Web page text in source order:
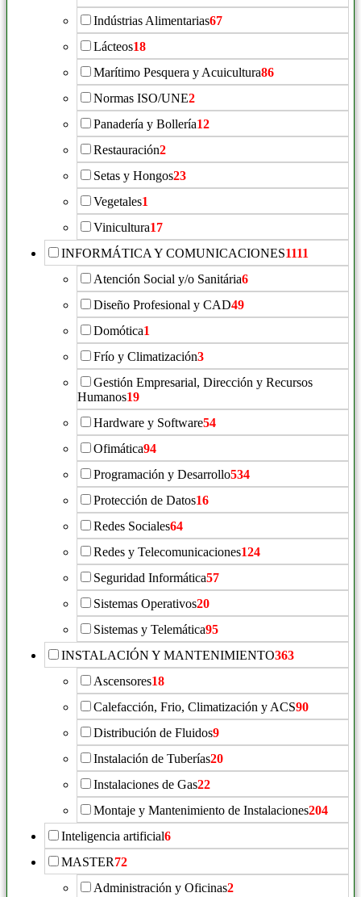
Indústrias Alimentarias67
Lácteos18
Marítimo Pesquera y Acuicultura86
Normas ISO/UNE2
Panadería y Bollería12
Restauración2
Setas y Hongos23
Vegetales1
Vinicultura17
INFORMÁTICA Y COMUNICACIONES1111
Atención Social y/o Sanitária6
Diseño Profesional y CAD49
Domótica1
Frío y Climatización3
Gestión Empresarial, Dirección y Recursos
Humanos19
Hardware y Software54
Ofimática94
Programación y Desarrollo534
Protección de Datos16
Redes Sociales64
Redes y Telecomunicaciones124
Seguridad Informática57
Sistemas Operativos20
Sistemas y Telemática95
INSTALACIÓN Y MANTENIMIENTO363
Ascensores18
Calefacción, Frio, Climatización y ACS90
Distribución de Fluidos9
Instalación de Tuberías20
Instalaciones de Gas22
Montaje y Mantenimiento de Instalaciones204
Inteligencia artificial6
MASTER72
Administración y Oficinas2